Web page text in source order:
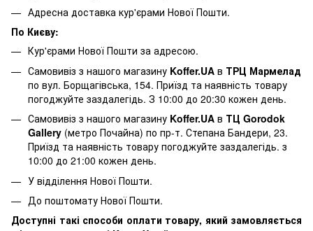
Адресна доставка кур'єрами Нової Пошти.
По Києву:
Кур'єрами Нової Пошти за адресою.
Самовивіз з нашого магазину Koffer.UA в ТРЦ Мармелад
по вул. Борщагівська, 154. Приїзд та наявність товару
погоджуйте заздалегідь. З 10:00 до 20:30 кожен день.
Самовивіз з нашого магазину Koffer.UA в ТЦ Gorodok
Gallery (метро Почайна) по пр-т. Степана Бандери, 23.
Приїзд та наявність товару погоджуйте заздалегідь. з
10:00 до 21:00 кожен день.
У відділення Нової Пошти.
До поштомату Нової Пошти.
Доступні такі способи оплати товару, який замовляється